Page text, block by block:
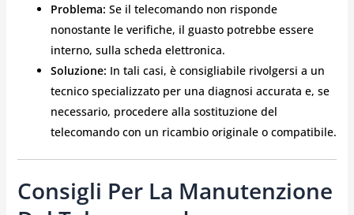
Problema: Se il telecomando non risponde
nonostante le verifiche, il guasto potrebbe essere
interno, sulla scheda elettronica.
Soluzione: In tali casi, è consigliabile rivolgersi a un
tecnico specializzato per una diagnosi accurata e, se
necessario, procedere alla sostituzione del
telecomando con un ricambio originale o compatibile.
Consigli Per La Manutenzione